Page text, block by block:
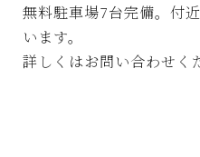
無料駐車場7台完備。付
います。
詳しくはお問い合わせく